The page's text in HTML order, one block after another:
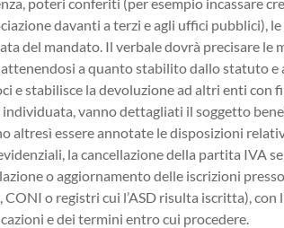
davanti a terzi e agli uffici pubblici),
del mandato. Il verbale dovrà precisare le
a quanto stabilito dallo statuto e
e stabilisce la devoluzione ad altri enti con
individuata, vanno dettagliati il soggetto
altresì essere annotate le disposizioni
la cancellazione della partita IVA
o aggiornamento delle iscrizioni
o registri cui l’ASD risulta iscritta), con
e dei termini entro cui procedere.